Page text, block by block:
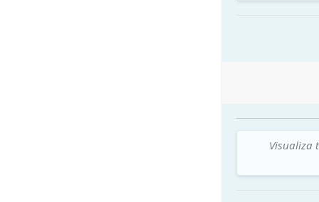
Visualiza